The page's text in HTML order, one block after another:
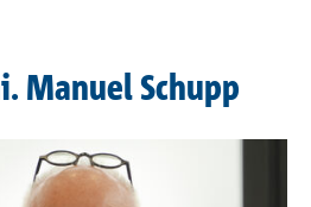
Manuel Schupp